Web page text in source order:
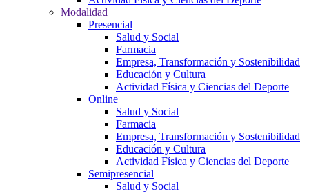
Modalidad
Presencial
Salud y Social
Farmacia
Empresa, Transformación y Sostenibilidad
Educación y Cultura
Actividad Física y Ciencias del Deporte
Online
Salud y Social
Farmacia
Empresa, Transformación y Sostenibilidad
Educación y Cultura
Actividad Física y Ciencias del Deporte
Semipresencial
Salud y Social